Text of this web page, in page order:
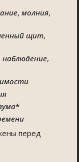
, молния,
щит,
наблюдение,
*
перед